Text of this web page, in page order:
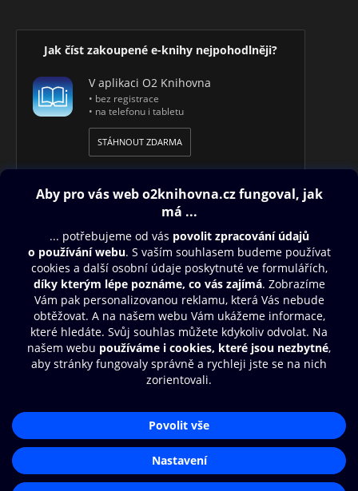
Jak číst zakoupené e-knihy nejpohodlněji?
V aplikaci O2 Knihovna
• bez registrace
• na telefonu i tabletu
STÁHNOUT ZDARMA
Obsah ke stažení
Moje O2 Knihovna
Další zábava
© O2 Czech Republic a.s.
Zásady zpracování osobních údajů
Nastavení cookies
Aplikace O2 Knihovna
Čti a poslouchej své e-knihy a
audioknihy rychleji a pohodlněji.